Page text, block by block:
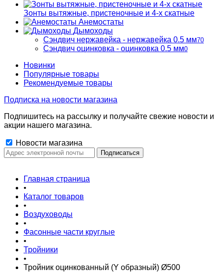
Зонты вытяжные, пристеночные и 4-х скатные
Анемостаты
Дымоходы
Сэндвич нержавейка - нержавейка 0.5 мм70
Сэндвич оцинковка - оцинковка 0.5 мм0
Новинки
Популярные товары
Рекомендуемые товары
Подписка на новости магазина
Подпишитесь на рассылку и получайте свежие новости и
акции нашего магазина.
Новости магазина
Главная страница
•
Каталог товаров
•
Воздуховоды
•
Фасонные части круглые
•
Тройники
•
Тройник оцинкованный (Y образный) Ø500